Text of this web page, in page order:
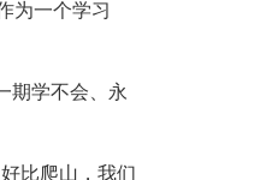
为一个学习
期学不会、永
比爬山，我们